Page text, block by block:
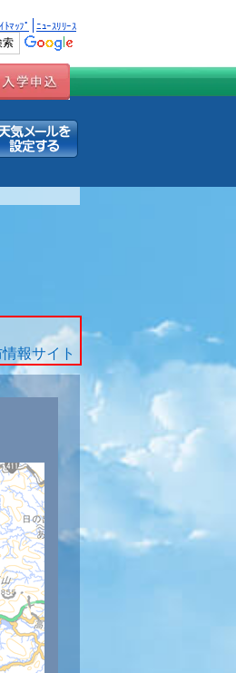
ﾄﾏｯﾌﾟ ﾆｭｰｽﾘﾘｰｽ
報サイト